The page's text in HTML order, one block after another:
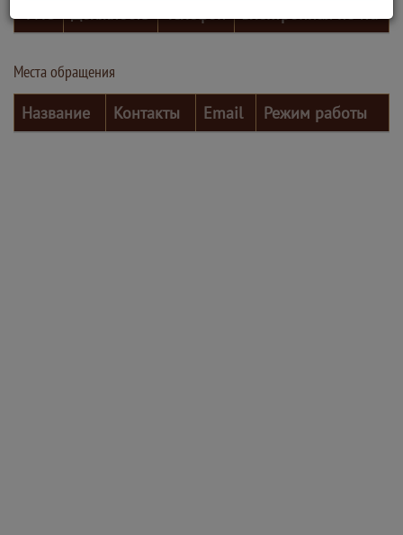
ФИО
Должность Телефон Электронная почта
Места обращения
Название
Контакты Email Режим работы